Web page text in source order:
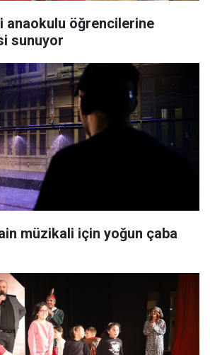
anaokulu öğrencilerine
sunuyor
müzikali için yoğun çaba